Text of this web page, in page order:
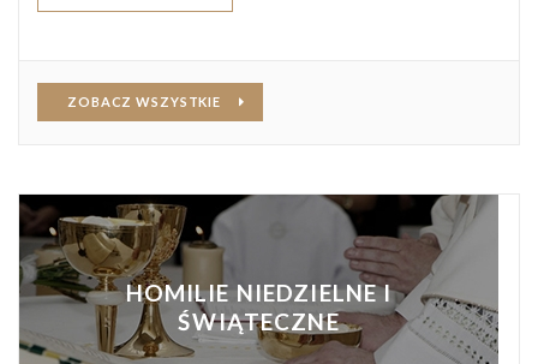
ZOBACZ WSZYSTKIE
HOMILIE NIEDZIELNE I
ŚWIĄTECZNE